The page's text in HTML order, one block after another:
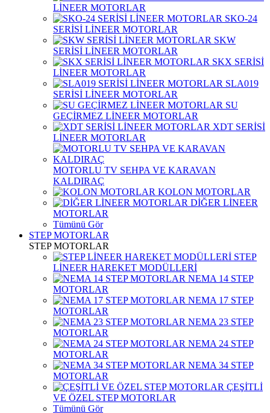
LİNEER MOTORLAR
SKO-24
SERİSİ LİNEER MOTORLAR
SKW
SERİSİ LİNEER MOTORLAR
SKX SERİSİ
LİNEER MOTORLAR
SLA019
SERİSİ LİNEER MOTORLAR
SU
GEÇİRMEZ LİNEER MOTORLAR
XDT SERİSİ
LİNEER MOTORLAR
MOTORLU TV SEHPA VE KARAVAN
KALDIRAÇ
KOLON MOTORLAR
DİĞER LİNEER
MOTORLAR
Tümünü Gör
STEP MOTORLAR
STEP MOTORLAR
STEP
LİNEER HAREKET MODÜLLERİ
NEMA 14 STEP
MOTORLAR
NEMA 17 STEP
MOTORLAR
NEMA 23 STEP
MOTORLAR
NEMA 24 STEP
MOTORLAR
NEMA 34 STEP
MOTORLAR
ÇEŞİTLİ
VE ÖZEL STEP MOTORLAR
Tümünü Gör